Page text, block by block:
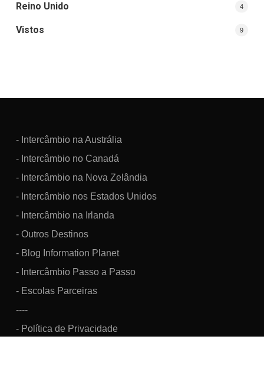
Reino Unido 4
Vistos 9
- Intercâmbio na Austrália
- Intercâmbio no Canadá
- Intercâmbio na Nova Zelândia
- Intercâmbio nos Estados Unidos
- Intercâmbio na Irlanda
- Outros Destinos
- Blog Information Planet
- Intercâmbio Passo a Passo
- Escolas Parceiras
----
- Política de Privacidade